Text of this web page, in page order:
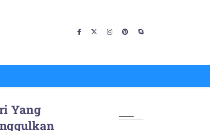
Yang